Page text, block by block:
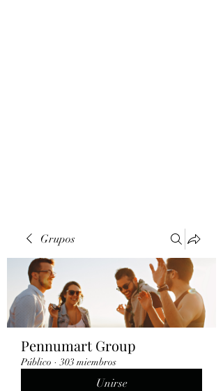
Grupos
Pennumart Group
Público · 303 miembros
Unirse